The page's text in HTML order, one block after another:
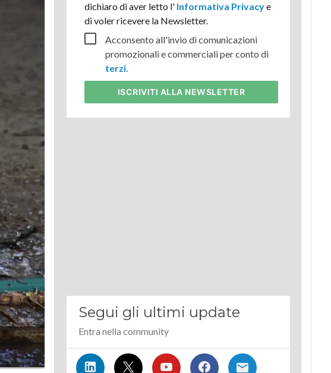
dichiaro di aver letto l'Informativa Privacye
di voler ricevere la Newsletter.
Acconsento all'invio di comunicazioni
promozionali e commerciali per conto di
terzi.
ISCRIVITI ALLA NEWSLETTER
Segui gli ultimi update
Entra nella community